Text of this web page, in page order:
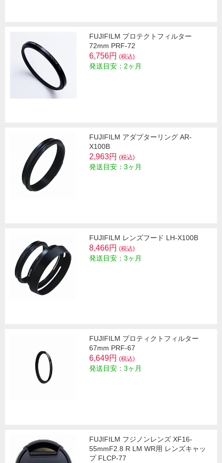
FUJIFILM プロテクトフィルター
72mm PRF-72
6,756円 (税込)
発送目安：2ヶ月
FUJIFILM アダプターリング AR-
X100B
2,963円 (税込)
発送目安：3ヶ月
FUJIFILM レンズフード LH-X100B
8,466円 (税込)
発送目安：3ヶ月
FUJIFILM プロティクトフィルター
67mm PRF-67
6,649円 (税込)
発送目安：3ヶ月
FUJIFILM フジノンレンズ XF16-
55mmF2.8 R LM WR用 レンズキャッ
プ FLCP-77